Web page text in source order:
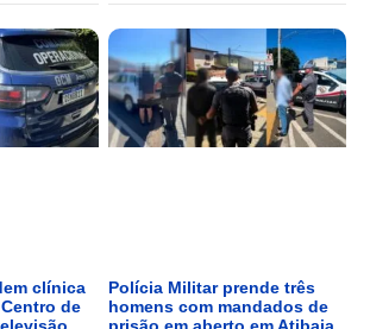
clínica
de
Polícia Militar prende três
homens com mandados de